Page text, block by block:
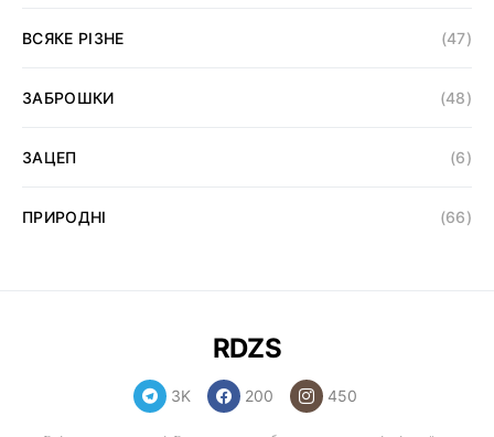
ВСЯКЕ РІЗНЕ (47)
ЗАБРОШКИ (48)
ЗАЦЕП (6)
ПРИРОДНІ (66)
RDZS
3K 200 450